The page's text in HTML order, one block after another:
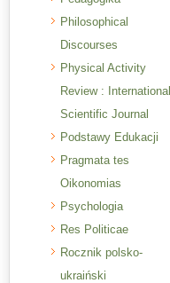
Philosophical
Discourses
Physical Activity
Review : International
Scientific Journal
Podstawy Edukacji
Pragmata tes
Oikonomias
Psychologia
Res Politicae
Rocznik polsko-
ukraiński